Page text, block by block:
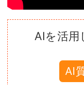
AIを活用
AI